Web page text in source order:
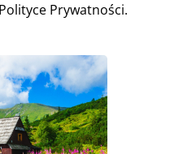
Prywatności.